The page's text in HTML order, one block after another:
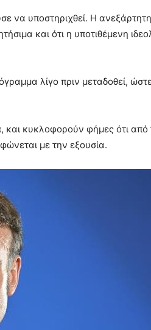
υποστηριχθεί. Η
και ότι η υποτιθέμενη
λίγο πριν μεταδοθεί,
, και κυκλοφορούν φήμες ότι από
με την εξουσία.